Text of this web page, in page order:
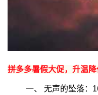
拼多多暑假大促，升温
一、 无声的坠落：